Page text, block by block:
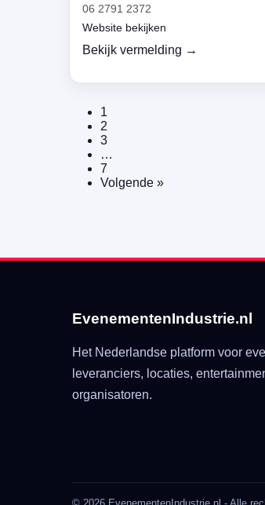
06 2791 2372
Website bekijken
Bekijk vermelding →
1
2
3
…
7
Volgende »
EvenementenIndustrie.nl
Het Nederlandse platform voor
leveranciers, locaties,
organisatoren.